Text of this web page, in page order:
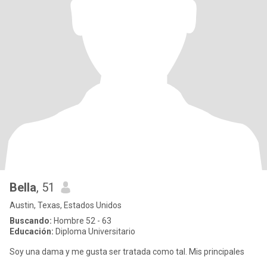
Bella, 51
Austin, Texas, Estados Unidos
Buscando: Hombre 52 - 63
Educación: Diploma Universitario
Soy una dama y me gusta ser tratada como tal. Mis principales